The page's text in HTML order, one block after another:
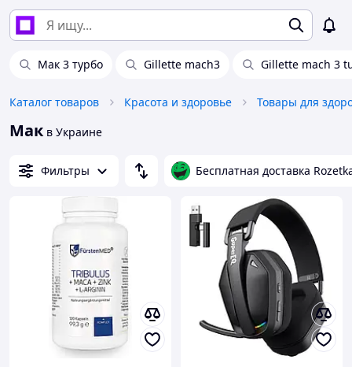
Мак 3 турбо Gillette mach3 Gillette mach 3
Каталог товаров Красота и здоровье Товары для
Мак в Украине
Фильтры Бесплатная доставка